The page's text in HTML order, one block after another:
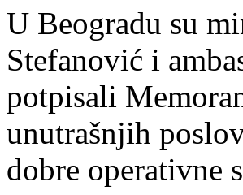
U Beogradu su
Stefanović i
potpisali
unutrašnjih
dobre operativne